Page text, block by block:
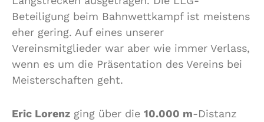
Beteiligung beim Bahnwettkampf ist meistens
eher gering. Auf eines unserer
Vereinsmitglieder war aber wie immer Verlass,
wenn es um die Präsentation des Vereins bei
Meisterschaften geht.
Eric Lorenz ging über die 10.000 m-Distanz